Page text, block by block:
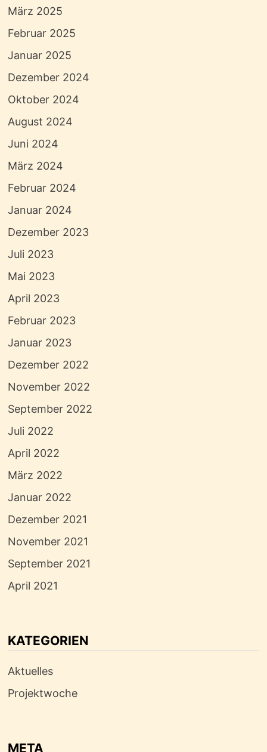
März 2025
Februar 2025
Januar 2025
Dezember 2024
Oktober 2024
August 2024
Juni 2024
März 2024
Februar 2024
Januar 2024
Dezember 2023
Juli 2023
Mai 2023
April 2023
Februar 2023
Januar 2023
Dezember 2022
November 2022
September 2022
Juli 2022
April 2022
März 2022
Januar 2022
Dezember 2021
November 2021
September 2021
April 2021
KATEGORIEN
Aktuelles
Projektwoche
META